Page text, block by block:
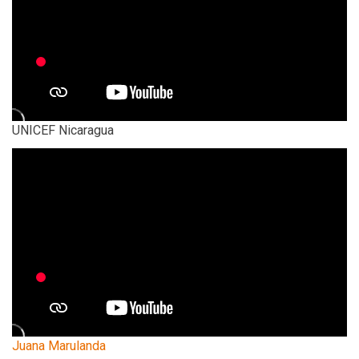
UNICEF Nicaragua
Juana Marulanda